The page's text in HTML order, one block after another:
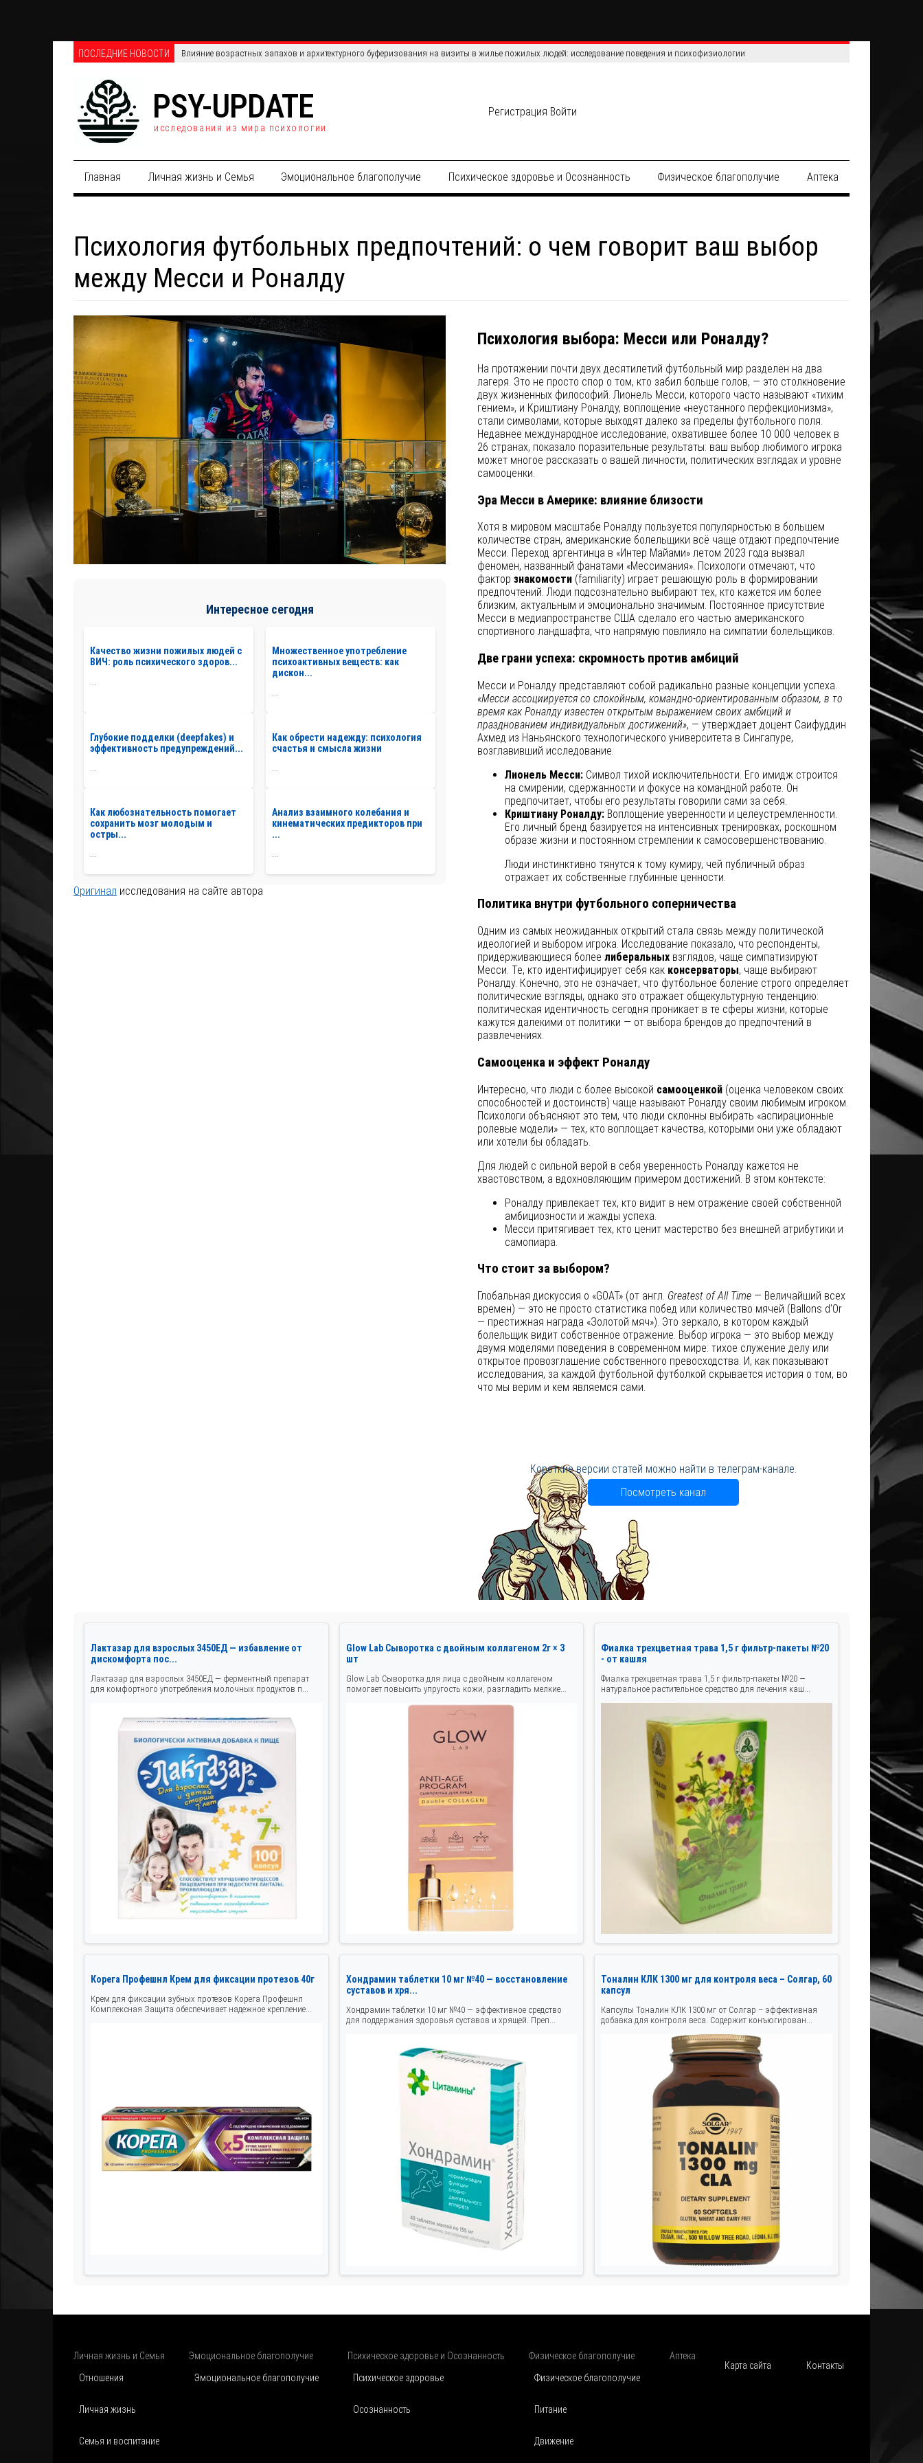
ПОСЛЕДНИЕ НОВОСТИ Множественное употребление психоактивных веществ: как дисконтирование задержки связано с ремиссией
PSY-UPDATE
исследования из мира психологии
Регистрация Войти
Главная Личная жизнь и Семья Эмоциональное благополучие Психическое здоровье и Осознанность Физическое благополучие Аптека
Психология футбольных предпочтений: о чем говорит ваш выбор
между Месси и Роналду
Интересное сегодня
Качество жизни пожилых людей с
ВИЧ: роль психического здоров...
...
Множественное употребление
психоактивных веществ: как
дискон...
...
Глубокие подделки (deepfakes) и
эффективность предупреждений...
Как обрести надежду: психология
счастья и смысла жизни
Как любознательность помогает
сохранить мозг молодым и
остры...
...
Анализ взаимного колебания и
кинематических предикторов при
...
...
Оригинал исследования на сайте автора
Психология выбора: Месси или Роналду?
На протяжении почти двух десятилетий футбольный мир разделен на два
лагеря. Это не просто спор о том, кто забил больше голов, — это столкновение
двух жизненных философий. Лионель Месси, которого часто называют «тихим
гением», и Криштиану Роналду, воплощение «неустанного перфекционизма»,
стали символами, которые выходят далеко за пределы футбольного поля.
Недавнее международное исследование, охватившее более 10 000 человек в
26 странах, показало поразительные результаты: ваш выбор любимого игрока
может многое рассказать о вашей личности, политических взглядах и уровне
самооценки.
Эра Месси в Америке: влияние близости
Хотя в мировом масштабе Роналду пользуется популярностью в большем
количестве стран, американские болельщики всё чаще отдают предпочтение
Месси. Переход аргентинца в «Интер Майами» летом 2023 года вызвал
феномен, названный фанатами «Мессимания». Психологи отмечают, что
фактор знакомости(familiarity) играет решающую роль в формировании
предпочтений. Люди подсознательно выбирают тех, кто кажется им более
близким, актуальным и эмоционально значимым. Постоянное присутствие
Месси в медиапространстве США сделало его частью американского
спортивного ландшафта, что напрямую повлияло на симпатии болельщиков.
Две грани успеха: скромность против амбиций
Месси и Роналду представляют собой радикально разные концепции успеха.
«Месси ассоциируется со спокойным, командно-ориентированным образом, в то
время как Роналду известен открытым выражением своих амбиций и
празднованием индивидуальных достижений», — утверждает доцент Саифуддин
Ахмед из Наньянского технологического университета в Сингапуре,
возглавивший исследование.
Лионель Месси:Символ тихой исключительности. Его имидж строится
на смирении, сдержанности и фокусе на командной работе. Он
предпочитает, чтобы его результаты говорили сами за себя.
Криштиану Роналду:Воплощение уверенности и целеустремленности.
Его личный бренд базируется на интенсивных тренировках, роскошном
образе жизни и постоянном стремлении к самосовершенствованию.
Люди инстинктивно тянутся к тому кумиру, чей публичный образ
отражает их собственные глубинные ценности.
Политика внутри футбольного соперничества
Одним из самых неожиданных открытий стала связь между политической
идеологией и выбором игрока. Исследование показало, что респонденты,
придерживающиеся более либеральныхвзглядов, чаще симпатизируют
Месси. Те, кто идентифицирует себя как консерваторы, чаще выбирают
Роналду. Конечно, это не означает, что футбольное боление строго определяет
политические взгляды, однако это отражает общекультурную тенденцию:
политическая идентичность сегодня проникает в те сферы жизни, которые
кажутся далекими от политики — от выбора брендов до предпочтений в
развлечениях.
Самооценка и эффект Роналду
Интересно, что люди с более высокой самооценкой(оценка человеком своих
способностей и достоинств) чаще называют Роналду своим любимым игроком.
Психологи объясняют это тем, что люди склонны выбирать «аспирационные
ролевые модели» — тех, кто воплощает качества, которыми они уже обладают
или хотели бы обладать.
Для людей с сильной верой в себя уверенность Роналду кажется не
хвастовством, а вдохновляющим примером достижений. В этом контексте:
Роналду привлекает тех, кто видит в нем отражение своей собственной
амбициозности и жажды успеха.
Месси притягивает тех, кто ценит мастерство без внешней атрибутики и
самопиара.
Что стоит за выбором?
Глобальная дискуссия о «GOAT» (от англ. Greatest of All Time— Величайший всех
времен) — это не просто статистика побед или количество мячей (Ballons d'Or
— престижная награда «Золотой мяч»). Это зеркало, в котором каждый
болельщик видит собственное отражение. Выбор игрока — это выбор между
двумя моделями поведения в современном мире: тихое служение делу или
открытое провозглашение собственного превосходства. И, как показывают
исследования, за каждой футбольной футболкой скрывается история о том, во
что мы верим и кем являемся сами.
Короткие версии статей можно найти в телеграм-канале.
Посмотреть канал
Лактазар для взрослых 3450ЕД — избавление от
дискомфорта пос...
Лактазар для взрослых 3450ЕД — ферментный препарат
для комфортного употребления молочных продуктов п...
Glow Lab Сыворотка с двойным коллагеном 2г × 3
шт
Glow Lab Сыворотка для лица с двойным коллагеном
помогает повысить упругость кожи, разгладить мелкие...
Фиалка трехцветная трава 1,5 г фильтр-пакеты №20
- от кашля
Фиалка трехцветная трава 1,5 г фильтр-пакеты №20 —
натуральное растительное средство для лечения каш...
Корега Профешнл Крем для фиксации протезов 40г
Крем для фиксации зубных протезов Корега Профешнл
Комплексная Защита обеспечивает надежное крепление...
Хондрамин таблетки 10 мг №40 — восстановление
суставов и хря...
Хондрамин таблетки 10 мг №40 — эффективное средство
для поддержания здоровья суставов и хрящей. Преп...
Тоналин КЛК 1300 мг для контроля веса – Солгар, 60
капсул
Капсулы Тоналин КЛК 1300 мг от Солгар – эффективная
добавка для контроля веса. Содержит конъюгирован...
Личная жизнь и Семья
Отношения
Личная жизнь
Семья и воспитание
Эмоциональное благополучие
Эмоциональное благополучие
Психическое здоровье и Осознанность
Психическое здоровье
Осознанность
Физическое благополучие
Физическое благополучие
Питание
Движение
Аптека
Карта сайта
Контакты